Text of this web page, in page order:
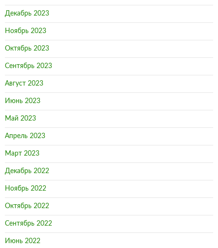
Декабрь 2023
Ноябрь 2023
Октябрь 2023
Сентябрь 2023
Август 2023
Июнь 2023
Май 2023
Апрель 2023
Март 2023
Декабрь 2022
Ноябрь 2022
Октябрь 2022
Сентябрь 2022
Июнь 2022